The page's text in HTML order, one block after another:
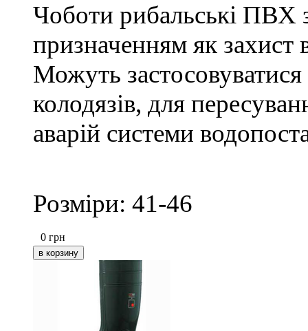
Чоботи рибальські ПВХ
призначенням як захист
Можуть застосовуватися
колодязів, для
аварій системи
Розміри: 41-46
0 грн